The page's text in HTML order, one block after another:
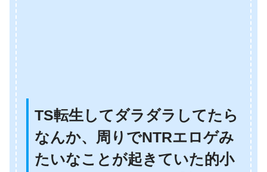
TS転生してダラダラしてたら
なんか、周りでNTRエロゲみ
たいなことが起きていた的小